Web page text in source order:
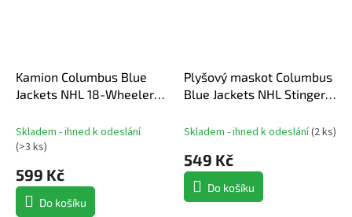
Kamion Columbus Blue
Jackets NHL 18-Wheeler
Skladem - ihned k odeslání
(>3 ks)
599 Kč
Do košíku
Plyšový maskot Columbus
Blue Jackets NHL Stinger
Jersey
Skladem - ihned k odeslání(2 ks)
549 Kč
Do košíku